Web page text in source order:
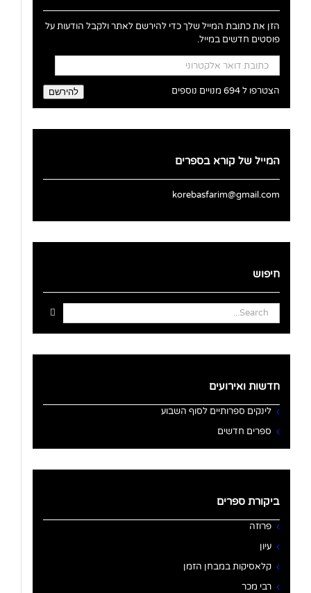
הזן את כתובת המייל שלך כדי להירשם לאתר ולקבל הודעות על
פוסטים חדשים במייל.
כתובת
דואר
אלקטרוני
להירשם הצטרפו ל 694 מנויים נוספים
המייל של קורא בספרים
korebasfarim@gmail.com
חיפוש
Search
for:
חדשות ואירועים
לינקים ספרותיים לסוף השבוע
ספרים חדשים
ביקורת ספרים
פרוזה
עיון
קלאסיקות במבחן הזמן
רבי מכר